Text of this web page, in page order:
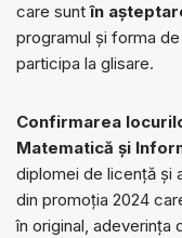
care suntîn
programul și forma
participa la glisare.
Confirmarea
Matematică și
diplomei de licență și
din promoția 2024
în original, adeverința